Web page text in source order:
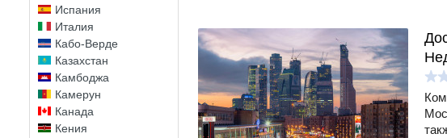
Испания
Италия
Кабо-Верде
Казахстан
Камбоджа
Камерун
Канада
Кения